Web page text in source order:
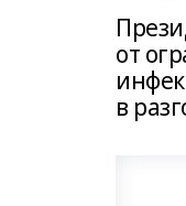
от
в